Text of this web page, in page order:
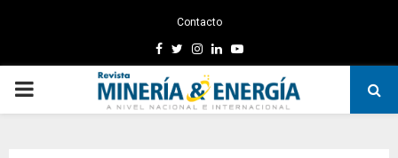
Contacto
Facebook
TwitterInstagram
LinkedinYoutube
PRIMARY